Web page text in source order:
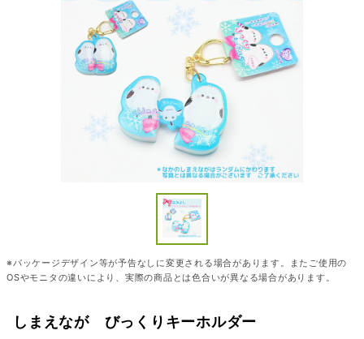
※パッケージデザイン等が予告なしに変更される場合があります。またご使用の
OSやモニタの違いにより、実際の商品とは色合いが異なる場合があります。
しまえなが びっくりキーホルダー